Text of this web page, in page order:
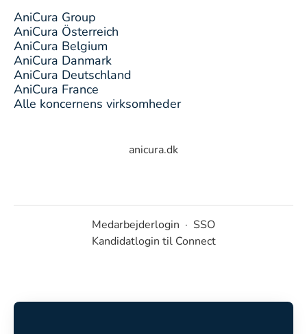
AniCura Group
AniCura Österreich
AniCura Belgium
AniCura Danmark
AniCura Deutschland
AniCura France
Alle koncernens virksomheder
anicura.dk
Medarbejderlogin · SSO
Kandidatlogin til Connect